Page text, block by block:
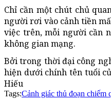
Chỉ cần một chút chủ
người rơi vào cảnh tiền
việc trên, mỗi người cần
không gian mạng.
Bởi trong thời đại công
hiện dưới chính tên tuổi
Hiếu
Tags:Cảnh giác thủ đoạn chiếm